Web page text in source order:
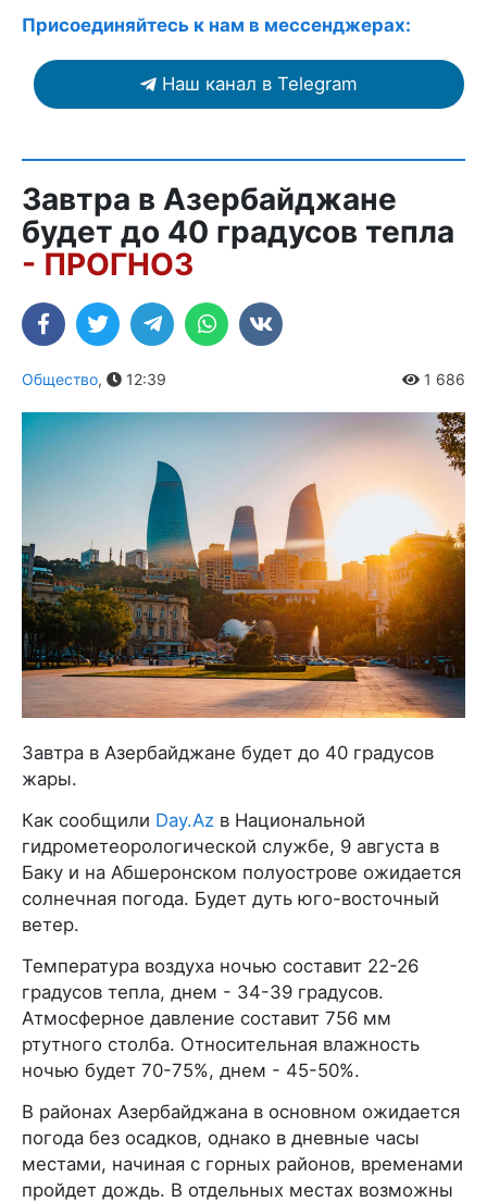
Присоединяйтесь к нам в мессенджерах:
Наш канал в Telegram
Завтра в Азербайджане
будет до 40 градусов тепла
- ПРОГНОЗ
Общество, 12:39 1 686
Завтра в Азербайджане будет до 40 градусов
жары.
Как сообщили Day.Az в Национальной
гидрометеорологической службе, 9 августа в
Баку и на Абшеронском полуострове ожидается
солнечная погода. Будет дуть юго-восточный
ветер.
Температура воздуха ночью составит 22-26
градусов тепла, днем - 34-39 градусов.
Атмосферное давление составит 756 мм
ртутного столба. Относительная влажность
ночью будет 70-75%, днем - 45-50%.
В районах Азербайджана в основном ожидается
погода без осадков, однако в дневные часы
местами, начиная с горных районов, временами
пройдет дождь. В отдельных местах возможны